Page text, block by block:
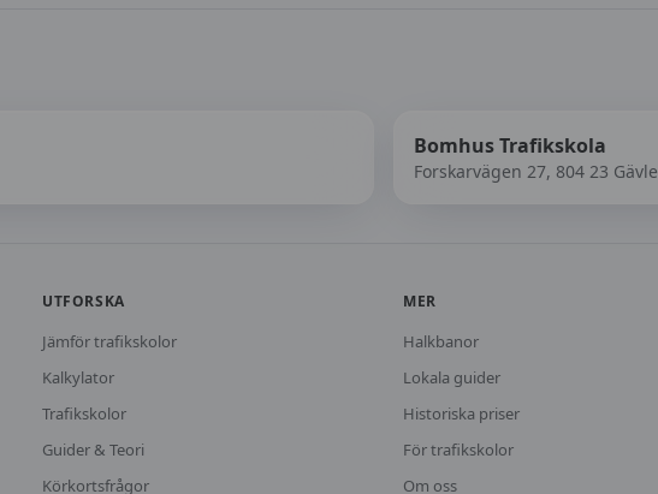
Bomhus Trafikskola
Forskarvägen 27, 804 23 Gävle
UTFORSKA
Jämför trafikskolor
Kalkylator
Trafikskolor
Guider & Teori
Körkortsfrågor
MER
Halkbanor
Lokala guider
Historiska priser
För trafikskolor
Om oss